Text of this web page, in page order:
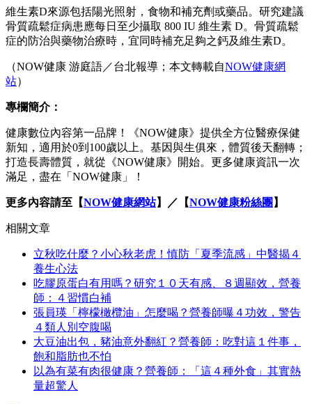
維生素D來源包括陽光照射，食物和補充劑或藥品。研究建議
骨質疏鬆症病患應每日至少攝取 800 IU 維生素 D。骨質疏鬆
症的防治與藥物治療時，宜同時補充足夠之鈣及維生素D。
（NOW健康 游庭語／台北報導；本文轉載自NOW健康網
站）
專欄簡介：
健康數位內容第一品牌！《NOW健康》提供全方位醫療保健
新知，適用於0到100歲以上。基因與生俱來，體質後天翻轉；
打造長壽體質，就從《NOW健康》開始。更多健康資訊一次
滿足，盡在「NOW健康」！
更多內容請至【NOW健康網站】／【NOW健康粉絲團 】
相關文章
立秋吃什麼？小心秋老虎！慎防「夏季流感」中醫揭４
養生心法
吃膠原蛋白有用嗎？研究１０天有感、８週顯效，營養
師：４習慣白補
張員瑛「檸檬橄欖油」怎麼喝？營養師曝４功效，警告
４類人別空腹喝
大豆油出包，豬油意外翻紅？營養師：吃對這１件事，
飽和脂肪也不怕
以為有菜有肉很健康？營養師：「這４種外食」其實熱
量超驚人